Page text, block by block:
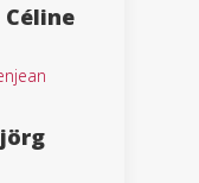
Céline